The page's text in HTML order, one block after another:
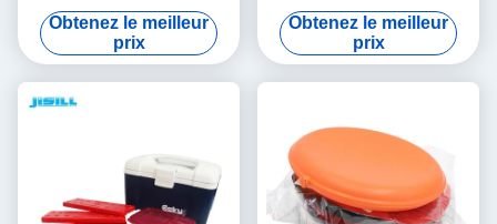
Obtenez le meilleur
prix
performance chauffage pour
le travail scolaire
Obtenez le meilleur
prix